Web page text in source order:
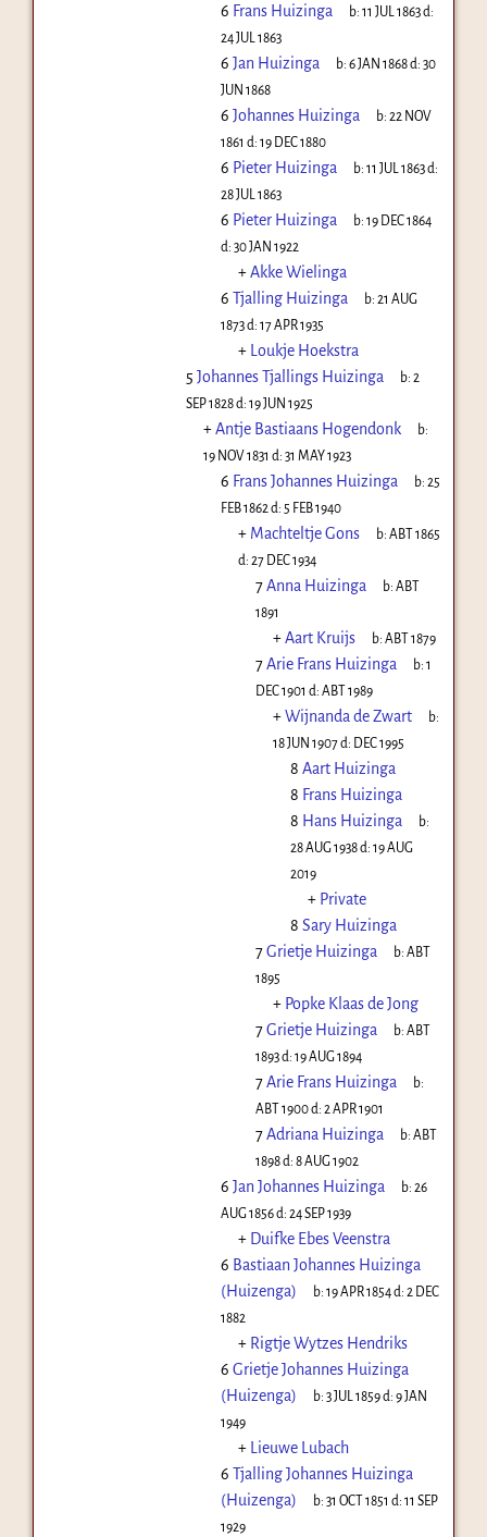
6 Frans Huizinga b:11 JUL 1863d:
24 JUL 1863
6 Jan Huizinga b:6 JAN 1868d:30
JUN 1868
6 Johannes Huizinga b:22 NOV
1861 d: 19 DEC 1880
6 Pieter Huizinga b:11 JUL 1863d:
28 JUL 1863
6 Pieter Huizinga b:19 DEC 1864
d: 30 JAN 1922
+Akke Wielinga
6 Tjalling Huizinga b:21 AUG
1873d: 17 APR 1935
+ Loukje Hoekstra
5 Johannes Tjallings Huizinga b:2
SEP 1828d: 19 JUN 1925
+Antje Bastiaans Hogendonk
b:
19 NOV 1831 d: 31 MAY 1923
6 Frans Johannes Huizinga b:25
FEB 1862 d: 5 FEB 1940
+ Machteltje Gons b:ABT 1865
d: 27 DEC 1934
7Anna Huizinga b:ABT
1891
+Aart Kruijs b:ABT 1879
7Arie Frans Huizinga b:1
DEC 1901 d: ABT 1989
+Wijnanda de Zwart
b:
18 JUN 1907d: DEC 1995
8 Aart Huizinga
8 Frans Huizinga
8 Hans Huizinga
b:
28 AUG 1938d: 19 AUG
2019
+ Private
8 Sary Huizinga
7Grietje Huizinga b:ABT
1895
+ Popke Klaas de Jong
7Grietje Huizinga b:ABT
1893d: 19 AUG 1894
7Arie Frans Huizinga
b:
ABT 1900d: 2 APR 1901
7Adriana Huizinga b:ABT
1898d: 8 AUG 1902
6 Jan Johannes Huizinga b:26
AUG 1856d: 24 SEP 1939
+ Duifke Ebes Veenstra
6 Bastiaan Johannes Huizinga
(Huizenga)
b:19 APR 1854d:2 DEC
1882
+ Rigtje Wytzes Hendriks
6 Grietje Johannes Huizinga
(Huizenga)
b:3 JUL 1859d:9 JAN
1949
+ Lieuwe Lubach
6 Tjalling Johannes Huizinga
(Huizenga)
b:31 OCT 1851 d:11 SEP
1929